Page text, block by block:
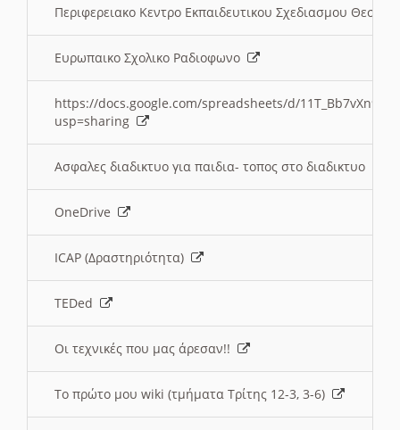
Περιφερειακο Κεντρο Εκπαιδευτικου Σχεδιασμου
Ευρωπαικο Σχολικο Ραδιοφωνο
https://docs.google.com/spreadsheets/d/
usp=sharing
Ασφαλες διαδικτυο για παιδια- τοπος στο διαδικτυο
OneDrive
ICAP (Δραστηριότητα)
TEDed
Οι τεχνικές που μας άρεσαν!!
Το πρώτο μου wiki (τμήματα Τρίτης 12-3, 3-6)